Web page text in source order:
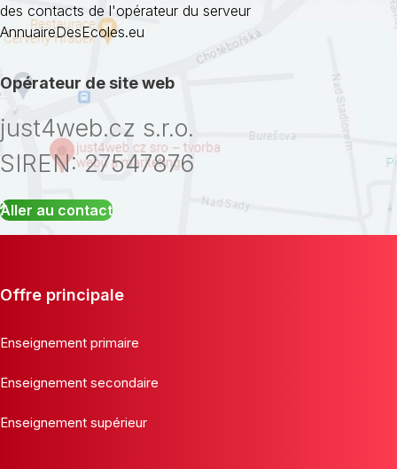
des contacts de l'opérateur du serveur
AnnuaireDesEcoles.eu
Opérateur de site web
just4web.cz s.r.o.
SIREN: 27547876
Aller au contact
Offre principale
Enseignement primaire
Enseignement secondaire
Enseignement supérieur